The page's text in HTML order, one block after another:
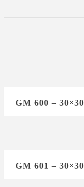
GM 600 – 30×30
GM 601 – 30×30